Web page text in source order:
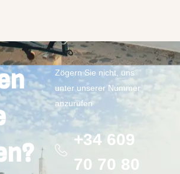
Zögern Sie nicht, uns
unter unserer Nummer
anzurufen
+34 609
70 70 80